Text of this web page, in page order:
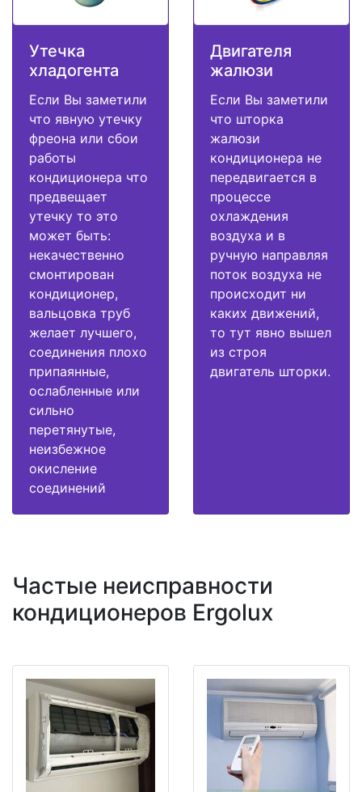
Утечка
хладогента
Если Вы заметили
что явную утечку
фреона или сбои
работы
кондиционера что
предвещает
утечку то это
может быть:
некачественно
смонтирован
кондиционер,
вальцовка труб
желает лучшего,
соединения плохо
припаянные,
ослабленные или
сильно
перетянутые,
неизбежное
окисление
соединений
Двигателя
жалюзи
Если Вы заметили
что шторка
жалюзи
кондиционера не
передвигается в
процессе
охлаждения
воздуха и в
ручную направляя
поток воздуха не
происходит ни
каких движений,
то тут явно вышел
из строя
двигатель шторки.
Частые неисправности
кондиционеров Ergolux